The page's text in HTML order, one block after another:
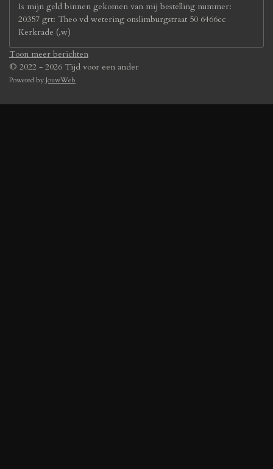
Is mijn geld binnen gekomen van mij bestelling nummer:
20357 grt: Theo vd wetering onslimburgstraat 50 6466cc
Kerkrade (,w)
Toon meer berichten
© 2022 - 2026 Tijd voor een ander
Powered byJouwWeb